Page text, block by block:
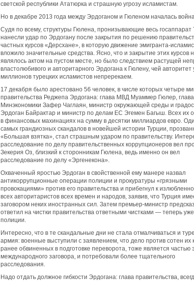
светской республики Ататюрка и страшную угрозу исламистам.
Но в декабре 2013 года между Эрдоганом и Гюленом началась
Судя по всему, структуры Гюлена, пронизывающие весь госаппарат
нанесли удар по Эрдогану после закрытия по решению
частных курсов «Дерсхане», в которую движение эмигранта-
вложило значительные средства. Ясно, что и закрытие этих курсов
являлось актом на пустом месте, но было следствием растущей
властолюбивого и авторитарного Эрдогана к Гюлену, чей авторитет
миллионов турецких исламистов непререкаем.
17 декабря было арестовано 56 человек, в числе которых четыре
правительства Реджепа Эрдогана: глава МВД Муаммер Гюлер, глава
Минэкономики Зафер Чаглаян, министр окружающей среды и
Эрдоган Байрактар и министр по делам ЕС Эгемен Багыш. Всех их
в финансовых махинациях на сумму в десятки миллиардов евро.
самых грандиозных скандалов в новейшей истории Турции,
«Большая взятка», стал страшным ударом по правительству.
расследование по делу правительственных коррупционеров вел
Зекерия Оз, близкий к сторонникам Гюлена, ведь именно он вел
расследование по делу «Эргенекона».
Охваченный яростью Эрдоган в свойственной ему манере назвал
антикоррупционные операции полиции и прокуратуры «грязными
провокациями» против его правительства и прибегнул к
всех авторитаристов всех времен и народов, заявив, что Турция
заговором неких иностранных сил. Затем премьер-министр
ответил на чистки правительства ответными чистками — теперь
полиции.
Интересно, что в те скандальные дни не стала отмалчиваться и
армия: военные выступили с заявлением, что дело против сотен их
ранее обвиненных в подготовке переворота, тоже является частью
международного заговора, и потребовали более тщательного
расследования.
Надо отдать должное гибкости Эрдогана: глава правительства,